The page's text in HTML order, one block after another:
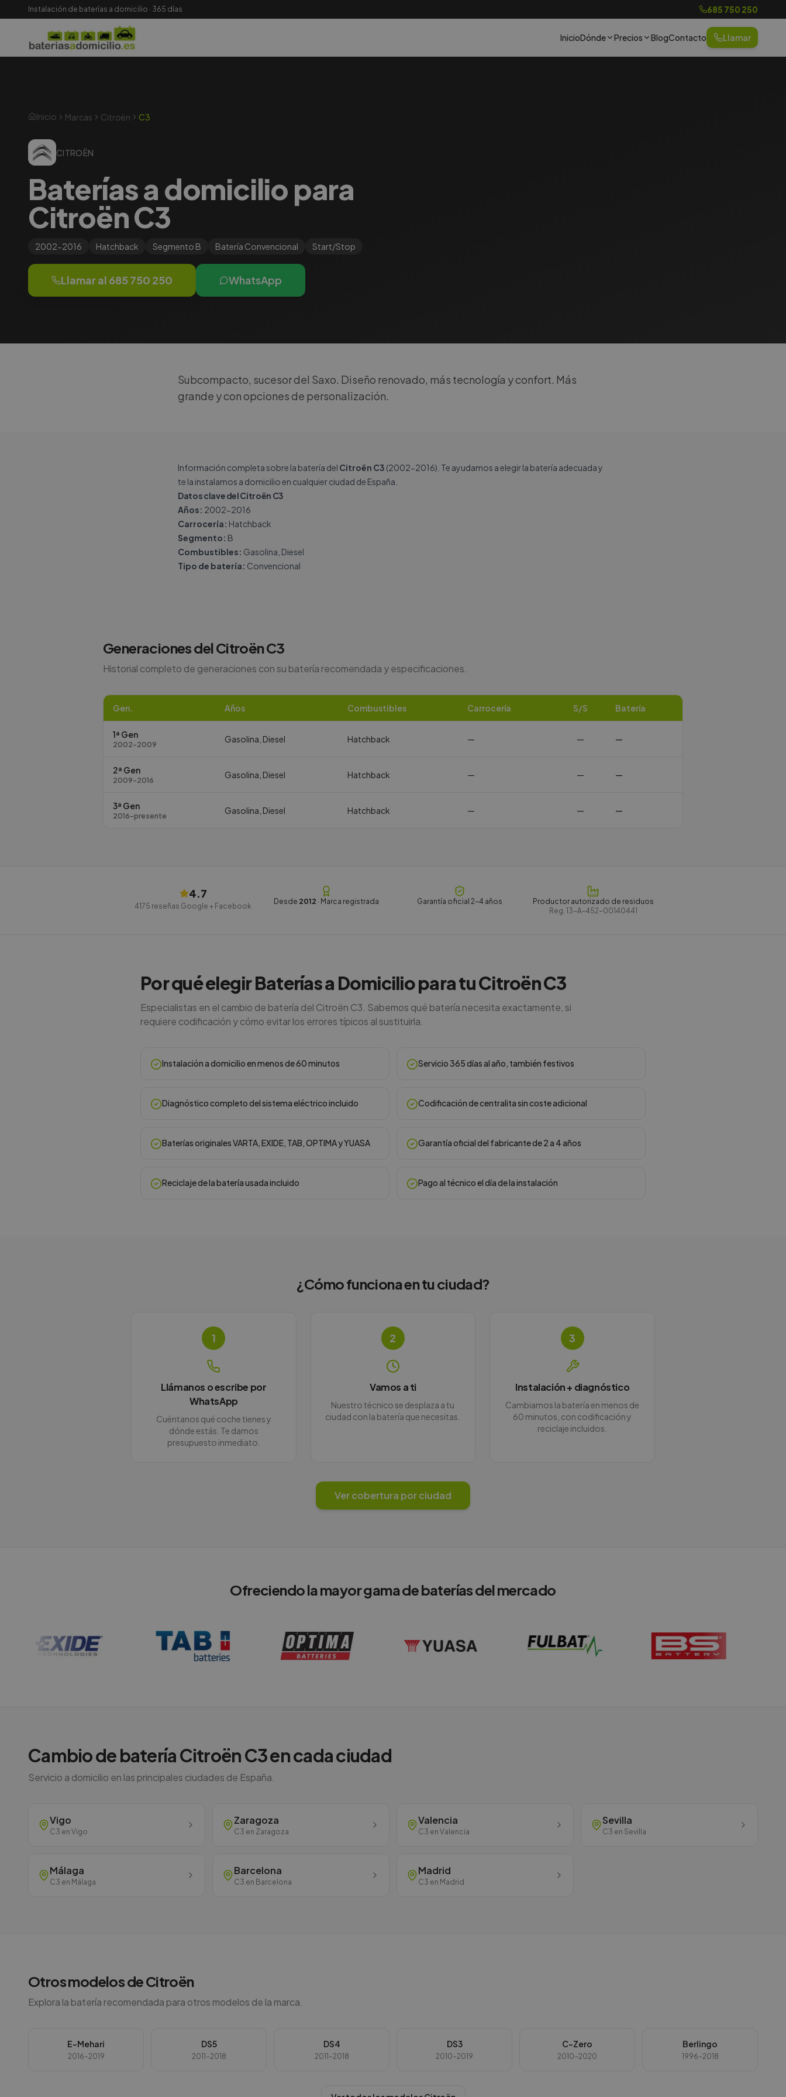
Instalación de baterías a domicilio · 365 días 685 750 250
InicioDónde Precios BlogContacto Llamar
Inicio Marcas Citroën C3
CITROËN
Baterías a domicilio para
Citroën C3
2002-2016 Hatchback Segmento B Batería Convencional Start/Stop
Llamar al 685 750 250 WhatsApp
Subcompacto, sucesor del Saxo. Diseño renovado, más tecnología y confort. Más
grande y con opciones de personalización.
Información completa sobre la batería del Citroën C3 (2002-2016). Te ayudamos a elegir la batería adecuada y
te la instalamos a domicilio en cualquier ciudad de España.
Datos clave del Citroën C3
Años: 2002-2016
Carrocería: Hatchback
Segmento: B
Combustibles: Gasolina, Diesel
Tipo de batería: Convencional
Generaciones delCitroënC3
Historial completo de generaciones con su batería recomendada y especificaciones.
Gen. Años Combustibles Carrocería S/S Batería
1ª Gen
2002-2009
Gasolina, Diesel Hatchback — — —
2ª Gen
2009-2016
Gasolina, Diesel Hatchback — — —
3ª Gen
2016-presente
Gasolina, Diesel Hatchback — — —
4.7
4175 reseñas Google + Facebook
Desde 2012 · Marca registrada Garantía oficial 2-4 años
Productor autorizado de residuos
Reg. 13-A-452-00140441
Por qué elegir Baterías a Domicilio para tu Citroën C3
Especialistas en el cambio de batería del Citroën C3. Sabemos qué batería necesita exactamente, si
requiere codificación y cómo evitar los errores típicos al sustituirla.
Instalación a domicilio en menos de 60 minutos Servicio 365 días al año, también festivos
Diagnóstico completo del sistema eléctrico incluido Codificación de centralita sin coste adicional
Baterías originales VARTA, EXIDE, TAB, OPTIMA y YUASA Garantía oficial del fabricante de 2 a 4 años
Reciclaje de la batería usada incluido Pago al técnico el día de la instalación
¿Cómo funciona entu ciudad?
1
Llámanos o escribe por
WhatsApp
Cuéntanos qué coche tienes y
dónde estás. Te damos
presupuesto inmediato.
2
Vamos a ti
Nuestro técnico se desplaza a tu
ciudad con la batería que necesitas.
3
Instalación + diagnóstico
Cambiamos la batería en menos de
60 minutos, con codificación y
reciclaje incluidos.
Ver cobertura por ciudad
Ofreciendo la mayor gama de baterías del mercado
Cambio de bateríaCitroënC3en cada ciudad
Servicio a domicilio en las principales ciudades de España.
Vigo
C3 en Vigo
Zaragoza
C3 en Zaragoza
Valencia
C3 en Valencia
Sevilla
C3 en Sevilla
Málaga
C3 en Málaga
Barcelona
C3 en Barcelona
Madrid
C3 en Madrid
Otros modelos deCitroën
Explora la batería recomendada para otros modelos de la marca.
E-Mehari
2016-2019
DS5
2011-2018
DS4
2011-2018
DS3
2010-2019
C-Zero
2010-2020
Berlingo
1996-2018